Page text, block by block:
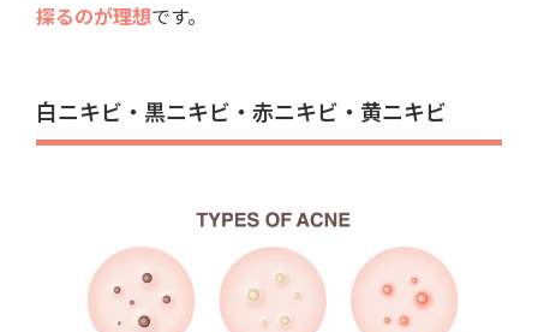
探るのが理想です。
白ニキビ・黒ニキビ・赤ニキビ・黄ニキビ